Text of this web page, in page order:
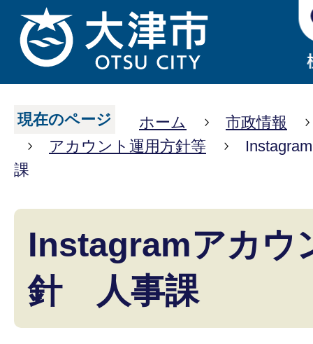
現在のページ ホーム
市政情報
アカウント運用方針等
課
Instagramアカウ
針 人事課